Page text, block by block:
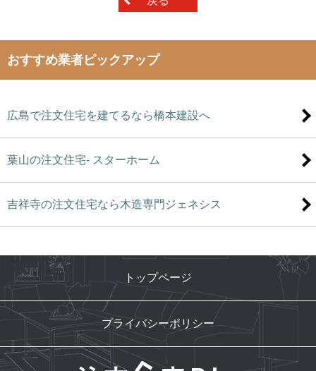
おすすめ業者ピックアップ
広島で注文住宅を建てるなら橋本建設へ
葉山の注文住宅- スターホーム
吉祥寺の注文住宅なら木造専門ジェネシス
トップページ
プライバシーポリシー